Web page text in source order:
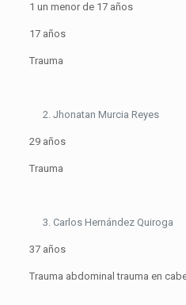
1 un menor de 17 años
17 años
Trauma
Jhonatan Murcia Reyes
29 años
Trauma
Carlos Hernández Quiroga
37 años
Trauma abdominal trauma en